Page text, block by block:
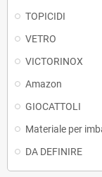
TOPICIDI
VETRO
VICTORINOX
Amazon
GIOCATTOLI
Materiale per
DA DEFINIRE